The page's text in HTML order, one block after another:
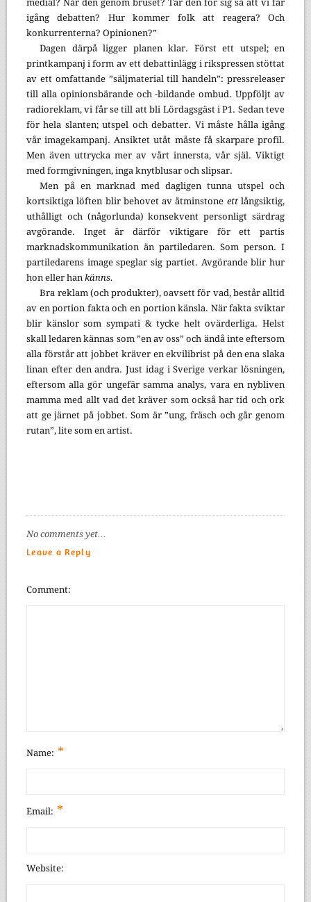
medial? Når den genom bruset? Tar den för sig så att vi får
igång debatten? Hur kommer folk att reagera? Och
konkurrenterna? Opinionen?”
Dagen därpå ligger planen klar. Först ett utspel; en
printkampanj i form av ett debattinlägg i rikspressen stöttat
av ett omfattande ”säljmaterial till handeln”: pressreleaser
till alla opinionsbärande och -bildande ombud. Uppföljt av
radioreklam, vi får se till att bli Lördagsgäst i P1. Sedan teve
för hela slanten; utspel och debatter. Vi måste hålla igång
vår imagekampanj. Ansiktet utåt måste få skarpare profil.
Men även uttrycka mer av vårt innersta, vår själ. Viktigt
med formgivningen, inga knytblusar och slipsar.
Men på en marknad med dagligen tunna utspel och
kortsiktiga löften blir behovet av åtminstone ettlångsiktig,
uthålligt och (någorlunda) konsekvent personligt särdrag
avgörande. Inget är därför viktigare för ett partis
marknadskommunikation än partiledaren. Som person. I
partiledarens image speglar sig partiet. Avgörande blir hur
hon eller han känns.
Bra reklam (och produkter), oavsett för vad, består alltid
av en portion fakta och en portion känsla. När fakta sviktar
blir känslor som sympati & tycke helt ovärderliga. Helst
skall ledaren kännas som ”en av oss” och ändå inte eftersom
alla förstår att jobbet kräver en ekvilibrist på den ena slaka
linan efter den andra. Just idag i Sverige verkar lösningen,
eftersom alla gör ungefär samma analys, vara en nybliven
mamma med allt vad det kräver som också har tid och ork
att ge järnet på jobbet. Som är ”ung, fräsch och går genom
rutan”, lite som en artist.
No comments yet…
Leave a Reply
Comment
Name: *
Email: *
Website: